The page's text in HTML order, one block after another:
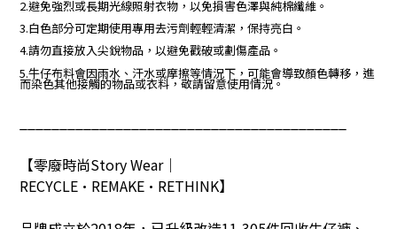
2.避免強烈或長期光線照射衣物，以免損害色澤與純棉纖維。
3.白色部分可定期使用專用去污劑輕輕清潔，保持亮白。
4.請勿直接放入尖銳物品，以避免戳破或劃傷產品。
5.牛仔布料會因雨水、汗水或摩擦等情況下，可能會導致顏色轉移，進
而染色其他接觸的物品或衣料，敬請留意使用情況。
【零廢時尚Story Wear｜
RECYCLE•REMAKE•RETHINK】